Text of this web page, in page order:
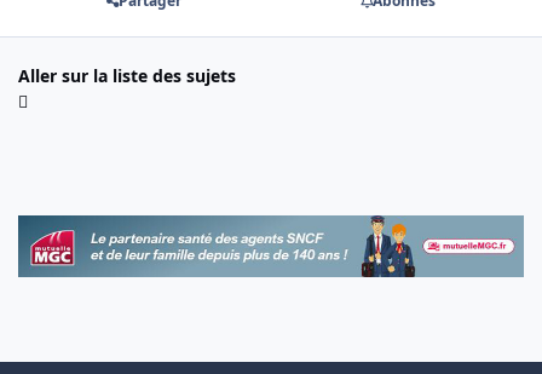
Aller sur la liste des sujets